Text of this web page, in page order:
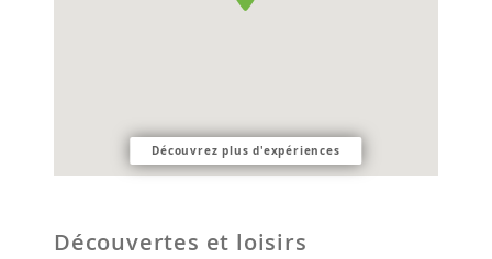
Découvrez plus d'expériences
Découvertes et loisirs